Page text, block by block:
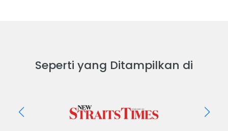
Seperti yang Ditampilkan di